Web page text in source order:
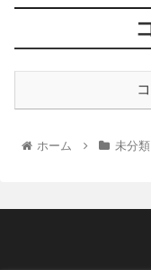
ホーム 未分類